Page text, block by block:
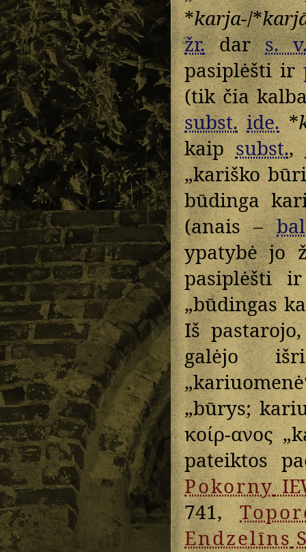
*karja-/*
žr.dars.
pasiplėšti ir
(tik čia
subst. ide.*
kaipsubst.,
„kariško
būdinga
(anais –
ypatybė jo
pasiplėšti
„būdingas
Iš
galėjo
„būrys;
κοίρ-ανος
pateiktos
Pokorny
741,
Endzelīns